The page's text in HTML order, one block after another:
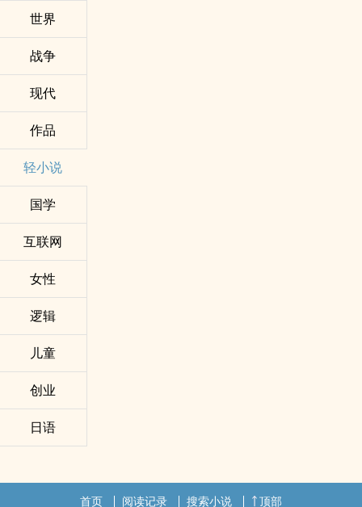
世界
战争
现代
作品
轻小说
国学
互联网
女性
逻辑
儿童
创业
日语
首页 阅读记录 搜索小说 顶部